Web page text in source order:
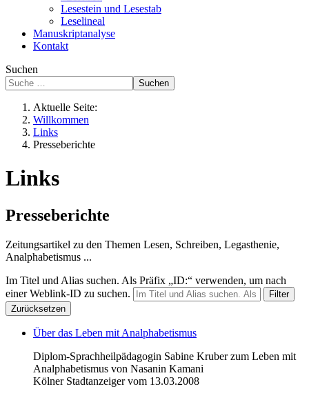
Lesestein und Lesestab
Leselineal
Manuskriptanalyse
Kontakt
Suchen
Suchen
Aktuelle Seite:
Willkommen
Links
Presseberichte
Links
Presseberichte
Zeitungsartikel zu den Themen Lesen, Schreiben, Legasthenie,
Analphabetismus ...
Im Titel und Alias suchen. Als Präfix „ID:“ verwenden, um nach
einer Weblink-ID zu suchen.
Filter
Zurücksetzen
Über das Leben mit Analphabetismus
Diplom-Sprachheilpädagogin Sabine Kruber zum Leben mit
Analphabetismus von Nasanin Kamani
Kölner Stadtanzeiger vom 13.03.2008